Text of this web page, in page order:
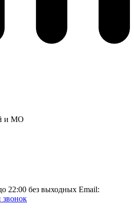
и МО
22:00 без выходных Email: